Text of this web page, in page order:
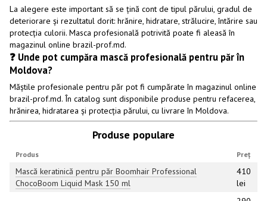
La alegere este important să se țină cont de tipul părului, gradul de
deteriorare și rezultatul dorit: hrănire, hidratare, strălucire, întărire sau
protecția culorii. Masca profesională potrivită poate fi aleasă în
magazinul online brazil-prof.md.
❓ Unde pot cumpăra mască profesională pentru păr în
Moldova?
Măștile profesionale pentru păr pot fi cumpărate în magazinul online
brazil-prof.md. În catalog sunt disponibile produse pentru refacerea,
hrănirea, hidratarea și protecția părului, cu livrare în Moldova.
Produse populare
Produs Preț
Mască keratinică pentru păr Boomhair Professional
ChocoBoom Liquid Mask 150 ml
410
lei